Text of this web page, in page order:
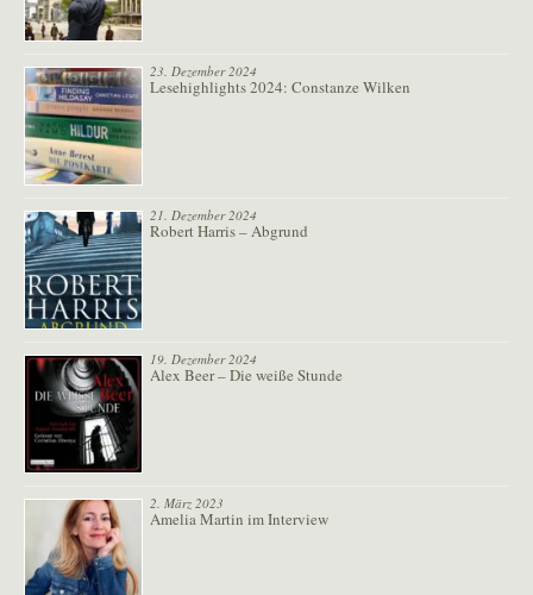
23. Dezember 2024
Lesehighlights 2024: Constanze Wilken
21. Dezember 2024
Robert Harris – Abgrund
19. Dezember 2024
Alex Beer – Die weiße Stunde
2. März 2023
Amelia Martin im Interview